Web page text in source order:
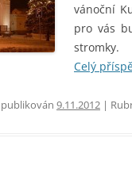
vánoční
pro vás
Celý
9.11.2012 |